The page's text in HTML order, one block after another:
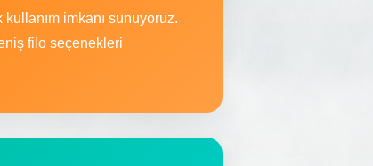
imkanı sunuyoruz.
filo seçenekleri